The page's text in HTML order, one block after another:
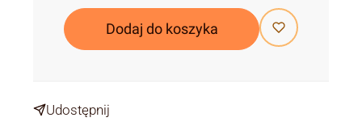
Dodaj do koszyka
Udostępnij